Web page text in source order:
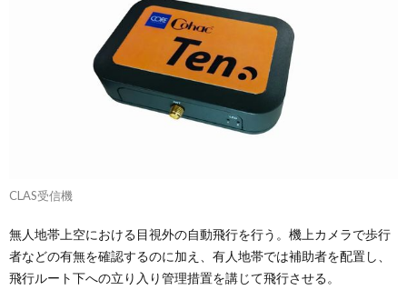
CLAS受信機
無人地帯上空における目視外の自動飛行を行う。機上カメラで歩行
者などの有無を確認するのに加え、有人地帯では補助者を配置し、
飛行ルート下への立り入り管理措置を講じて飛行させる。